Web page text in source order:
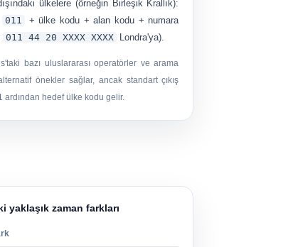
ülkelere (örneğin Birleşik Krallık):
011
+ ülke kodu + alan kodu + numara
011 44 ​​20 XXXX XXXX Londra'ya).
bazı uluslararası operatörler ve arama
önekler sağlar, ancak standart çıkış
ardından hedef ülke kodu gelir.
yaklaşık zaman farkları